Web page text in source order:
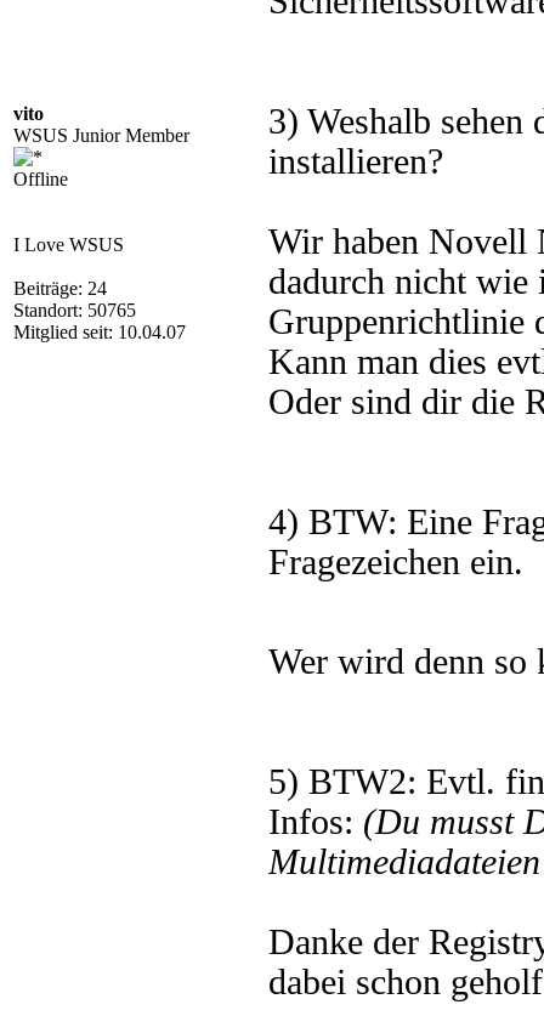
vito
WSUS Junior Member
Offline
I Love WSUS
Beiträge: 24
Standort: 50765
Mitglied seit: 10.04.07
3) Weshalb sehen
installieren?
Wir haben Novell
dadurch nicht
Gruppenrichtlinie
Kann man dies
Oder sind dir die
4) BTW: Eine
Fragezeichen ein.
Wer wird denn
5) BTW2: Evtl.
Infos: (Du musst
Danke der
dabei schon